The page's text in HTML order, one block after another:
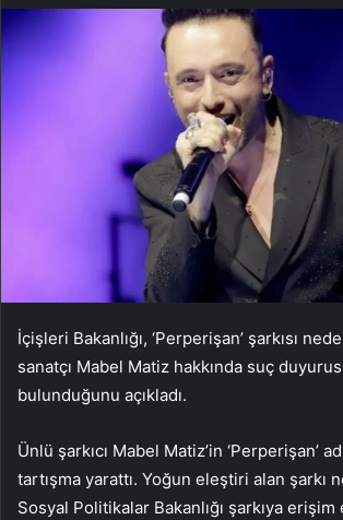
İçişleri Bakanlığı, ‘Perperişan’ şarkısı
sanatçı Mabel Matiz hakkında suç
bulunduğunu açıkladı.
Ünlü şarkıcı Mabel Matiz’in ‘Perperişan’
tartışma yarattı. Yoğun eleştiri alan şarkı
Sosyal Politikalar Bakanlığı şarkıya